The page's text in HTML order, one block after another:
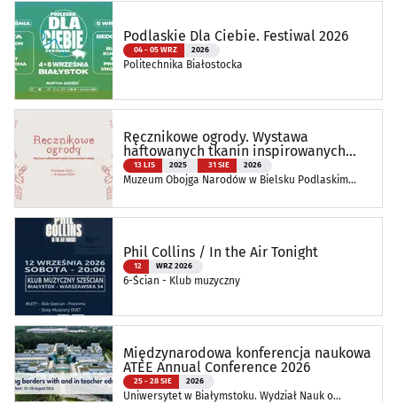
Podlaskie Dla Ciebie. Festiwal 2026
04 - 05 WRZ 2026
Politechnika Białostocka
Ręcznikowe ogrody. Wystawa
haftowanych tkanin inspirowanych
naturą
13 LIS 2025 31 SIE 2026
Muzeum Obojga Narodów w Bielsku Podlaskim
Phil Collins / In the Air Tonight
12 WRZ 2026
6-Ścian - Klub muzyczny
Międzynarodowa konferencja naukowa
ATEE Annual Conference 2026
25 - 28 SIE 2026
Uniwersytet w Białymstoku. Wydział Nauk o